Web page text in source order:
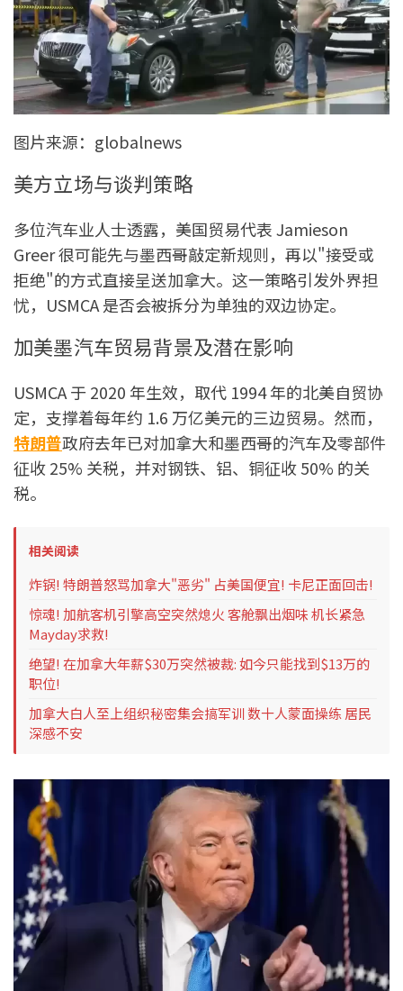
图片来源：globalnews
美方立场与谈判策略
多位汽车业人士透露，美国贸易代表 Jamieson
Greer 很可能先与墨西哥敲定新规则，再以"接受或
拒绝"的方式直接呈送加拿大。这一策略引发外界担
忧，USMCA 是否会被拆分为单独的双边协定。
加美墨汽车贸易背景及潜在影响
USMCA 于 2020 年生效，取代 1994 年的北美自贸协
定，支撑着每年约 1.6 万亿美元的三边贸易。然而，
特朗普政府去年已对加拿大和墨西哥的汽车及零部件
征收 25% 关税，并对钢铁、铝、铜征收 50% 的关
税。
相关阅读
炸锅! 特朗普怒骂加拿大"恶劣" 占美国便宜! 卡尼正面回击!
惊魂! 加航客机引擎高空突然熄火 客舱飘出烟味 机长紧急
Mayday求救!
绝望! 在加拿大年薪$30万突然被裁: 如今只能找到$13万的
职位!
加拿大白人至上组织秘密集会搞军训 数十人蒙面操练 居民
深感不安